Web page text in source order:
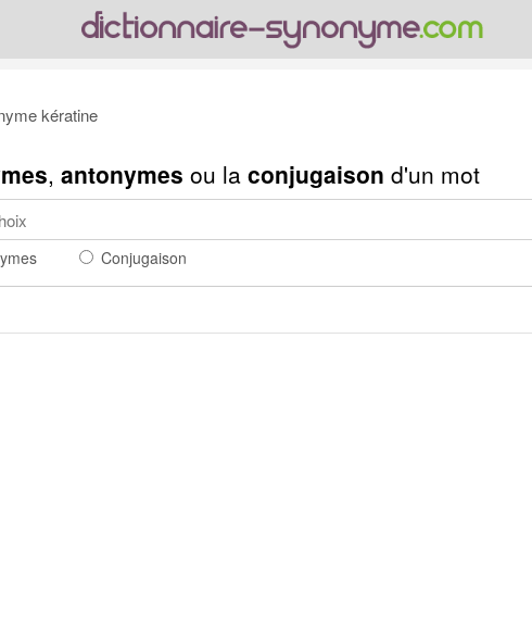
kératine
, antonymes ou la conjugaison d'un mot
Conjugaison